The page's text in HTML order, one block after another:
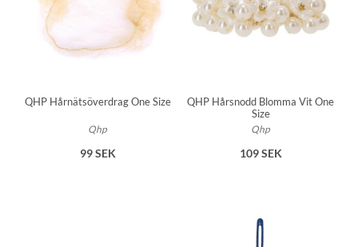
QHP Hårnätsöverdrag One Size
Qhp
99 SEK
QHP Hårsnodd Blomma Vit One
Size
Qhp
109 SEK